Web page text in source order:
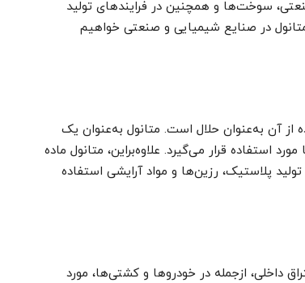
سوخت‌ها و همچنین در فرایندهای تولید
در صنایع شیمیایی و صنعتی خواهیم
از آن به‌عنوان حلال است. متانول به‌عنوان یک
استفاده قرار می‌گیرد. علاوه‌براین، متانول ماده
پلاستیک، رزین‌ها و مواد آرایشی استفاده
داخلی، ازجمله در خودروها و کشتی‌ها، مورد